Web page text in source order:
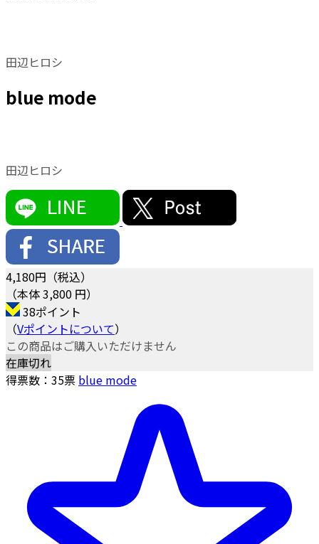
田辺ヒロシ
blue mode
田辺ヒロシ
4,180円（税込）
（本体 3,800 円）
38ポイント
（Vポイントについて）
この商品はご購入いただけません
在庫切れ
得票数： 35票 blue mode